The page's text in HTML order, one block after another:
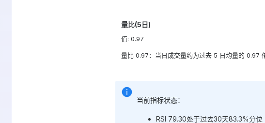
量比(5日)
值: 0.97
量比 0.97：当日成交量约为过去 5 日均量的 0.97
当前指标状态：
RSI 79.30处于过去30天83.3%分位